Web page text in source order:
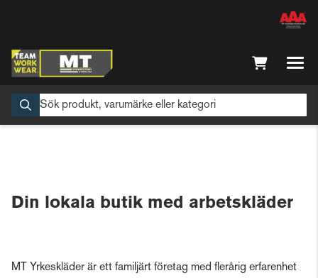
Din lokala butik med arbetskläder
MT Yrkeskläder är ett familjärt företag med flerårig erfarenhet